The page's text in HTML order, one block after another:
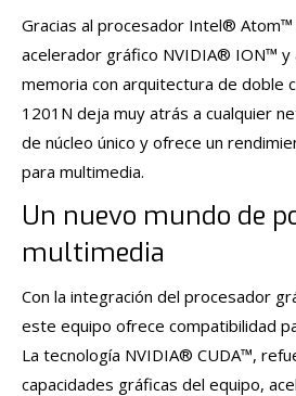
Gracias al procesador Intel® Atom™
acelerador gráfico NVIDIA® ION™ y
memoria con arquitectura de doble
1201N deja muy atrás a cualquier
de núcleo único y ofrece un
para multimedia.
Un nuevo mundo de
multimedia
Con la integración del procesador
este equipo ofrece compatibilidad
La tecnología NVIDIA® CUDA™,
capacidades gráficas del equipo,